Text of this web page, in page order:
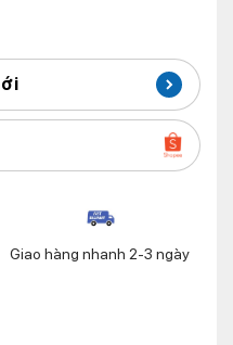
Giao hàng nhanh 2-3 ngày